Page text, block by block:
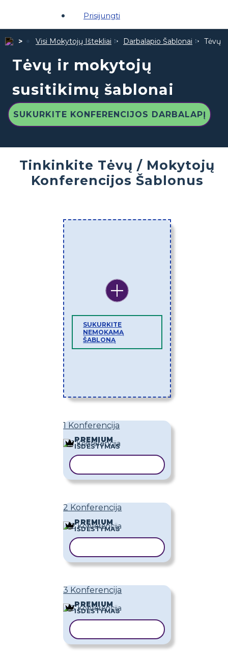
Prisijungti
Visi Mokytojų Ištekliai Darbalapio Šablonai Tėvų
Tėvų ir mokytojų
susitikimų šablonai
SUKURKITE KONFERENCIJOS DARBALAPĮ
Tinkinkite Tėvų / Mokytojų
Konferencijos Šablonus
SUKURKITE
NEMOKAMĄ
ŠABLONĄ
1 Konferencija
PREMIUM
IŠDĖSTYMAS
2 Konferencija
PREMIUM
IŠDĖSTYMAS
3 Konferencija
PREMIUM
IŠDĖSTYMAS